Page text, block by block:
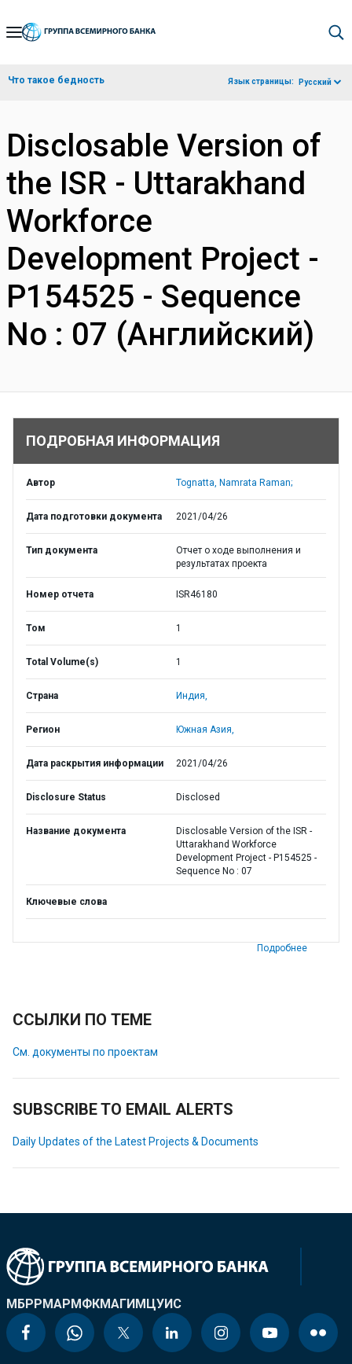
Skip
Navigation
Что такое бедность Язык страницы: Русский
Disclosable Version of
the ISR - Uttarakhand
Workforce
Development Project -
P154525 - Sequence
No : 07 (Английский)
ПОДРОБНАЯ ИНФОРМАЦИЯ
Автор Tognatta, Namrata Raman;
Дата подготовки документа 2021/04/26
Тип документа
Отчет о ходе выполнения и
результатах проекта
Номер отчета ISR46180
Том 1
Total Volume(s) 1
Страна Индия,
Регион Южная Азия,
Дата раскрытия информации 2021/04/26
Disclosure Status Disclosed
Название документа
Disclosable Version of the ISR -
Uttarakhand Workforce
Development Project - P154525 -
Sequence No : 07
Ключевые слова
Подробнее
ССЫЛКИ ПО ТЕМЕ
См. документы по проектам
SUBSCRIBE TO EMAIL ALERTS
Daily Updates of the Latest Projects & Documents
МБРРМАРМФКМАГИМЦУИС